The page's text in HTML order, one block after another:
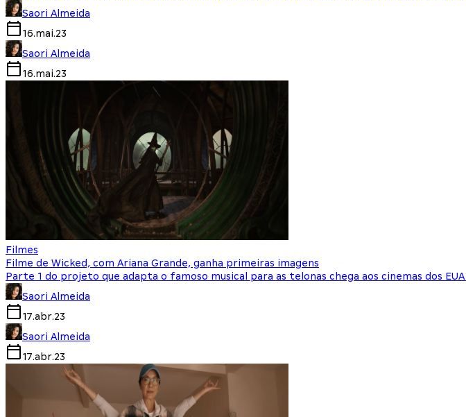
Saori Almeida
16.mai.23
Saori Almeida
16.mai.23
Filmes
Filme de Wicked, com Ariana Grande, ganha primeiras imagens
Parte 1 do projeto que adapta o famoso musical para as telonas chega aos cinemas dos
Saori Almeida
17.abr.23
Saori Almeida
17.abr.23